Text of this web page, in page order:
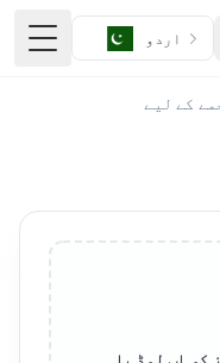
اردو
کے لیے
کو اپ لوڈ یا